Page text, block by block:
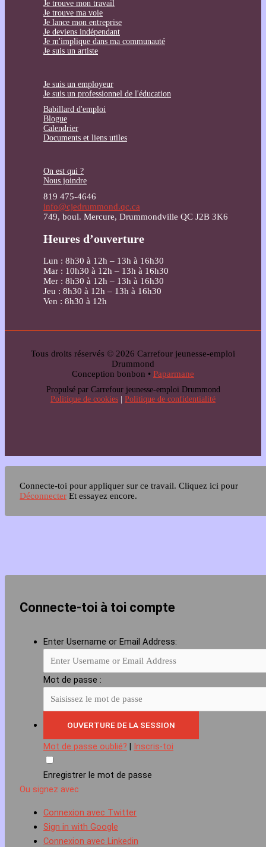
Je trouve mon travail
Je trouve ma voie
Je lance mon entreprise
Je deviens indépendant
Je m'implique dans ma communauté
Je suis un artiste
Je suis un employeur
Je suis un professionnel de l'éducation
Babillard d'emploi
Blogue
Calendrier
Documents et liens utiles
On est qui ?
Nous joindre
819 475-4646
info@cjedrummond.qc.ca
749, boul. Mercure, Drummondville QC J2B 3K6
Heures d’ouverture
Lun : 8h30 à 12h – 13h à 16h30
Mar : 10h30 à 12h – 13h à 16h30
Mer : 8h30 à 12h – 13h à 16h30
Jeu : 8h30 à 12h – 13h à 16h30
Ven : 8h30 à 12h
Tous droits réservés © 2026 Carrefour jeunesse-emploi
Drummond
Conception bonbon • Paparmane
Propulsé par Carrefour jeunesse-emploi Drummond
Politique de cookies | Politique de confidentialité
Connecte-toi pour appliquer sur ce travail. Cliquez ici pour
Déconnecter Et essayez encore.
Connecte-toi à toi compte
Enter Username or Email Address:
Mot de passe :
Mot de passe oublié? Inscris-toi
Enregistrer le mot de passe
Ou signez avec
Connexion avec Twitter
Sign in with Google
Connexion avec Linkedin